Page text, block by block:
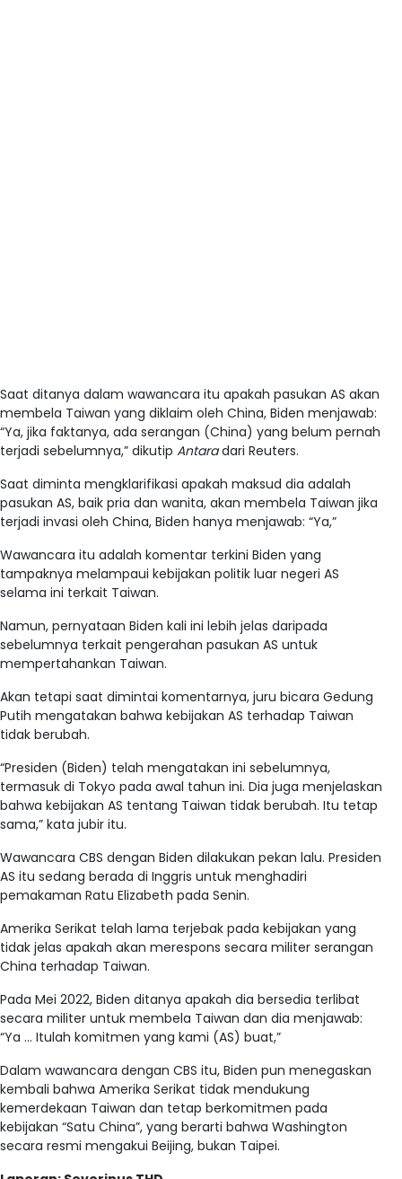
Saat ditanya dalam wawancara itu apakah pasukan AS akan
membela Taiwan yang diklaim oleh China, Biden menjawab:
“Ya, jika faktanya, ada serangan (China) yang belum pernah
terjadi sebelumnya,” dikutip Antaradari Reuters.
Saat diminta mengklarifikasi apakah maksud dia adalah
pasukan AS, baik pria dan wanita, akan membela Taiwan jika
terjadi invasi oleh China, Biden hanya menjawab: “Ya,”
Wawancara itu adalah komentar terkini Biden yang
tampaknya melampaui kebijakan politik luar negeri AS
selama ini terkait Taiwan.
Namun, pernyataan Biden kali ini lebih jelas daripada
sebelumnya terkait pengerahan pasukan AS untuk
mempertahankan Taiwan.
Akan tetapi saat dimintai komentarnya, juru bicara Gedung
Putih mengatakan bahwa kebijakan AS terhadap Taiwan
tidak berubah.
“Presiden (Biden) telah mengatakan ini sebelumnya,
termasuk di Tokyo pada awal tahun ini. Dia juga menjelaskan
bahwa kebijakan AS tentang Taiwan tidak berubah. Itu tetap
sama,” kata jubir itu.
Wawancara CBS dengan Biden dilakukan pekan lalu. Presiden
AS itu sedang berada di Inggris untuk menghadiri
pemakaman Ratu Elizabeth pada Senin.
Amerika Serikat telah lama terjebak pada kebijakan yang
tidak jelas apakah akan merespons secara militer serangan
China terhadap Taiwan.
Pada Mei 2022, Biden ditanya apakah dia bersedia terlibat
secara militer untuk membela Taiwan dan dia menjawab:
“Ya … Itulah komitmen yang kami (AS) buat,”
Dalam wawancara dengan CBS itu, Biden pun menegaskan
kembali bahwa Amerika Serikat tidak mendukung
kemerdekaan Taiwan dan tetap berkomitmen pada
kebijakan “Satu China”, yang berarti bahwa Washington
secara resmi mengakui Beijing, bukan Taipei.